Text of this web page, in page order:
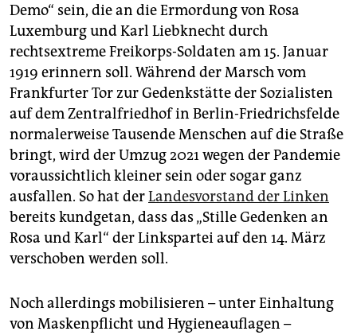
Demo“ sein, die an die Ermordung von Rosa
Luxemburg und Karl Liebknecht durch
rechtsextreme Freikorps-Soldaten am 15. Januar
1919 erinnern soll. Während der Marsch vom
Frankfurter Tor zur Gedenkstätte der Sozialisten
auf dem Zentralfriedhof in Berlin-Friedrichsfelde
normalerweise Tausende Menschen auf die Straße
bringt, wird der Umzug 2021 wegen der Pandemie
voraussichtlich kleiner sein oder sogar ganz
ausfallen. So hat derLandesvorstand der Linken
bereits kundgetan, dass das „Stille Gedenken an
Rosa und Karl“ der Linkspartei auf den 14. März
verschoben werden soll.
Noch allerdings mobilisieren – unter Einhaltung
von Maskenpflicht und Hygieneauflagen –